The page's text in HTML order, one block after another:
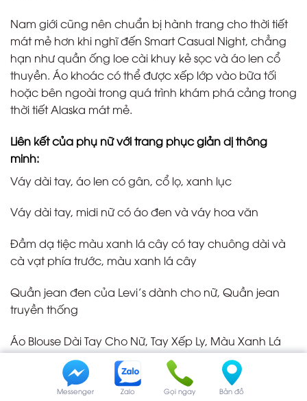
Nam giới cũng nên chuẩn bị hành trang cho thời tiết
mát mẻ hơn khi nghĩ đến Smart Casual Night, chẳng
hạn như quần ống loe cài khuy kẻ sọc và áo len cổ
thuyền. Áo khoác có thể được xếp lớp vào bữa tối
hoặc bên ngoài trong quá trình khám phá cảng trong
thời tiết Alaska mát mẻ.
Liên kết của phụ nữ với trang phục giản dị thông
minh:
Váy dài tay, áo len có gân, cổ lọ, xanh lục
Váy dài tay, midi nữ có áo đen và váy hoa văn
Đầm dạ tiệc màu xanh lá cây có tay chuông dài và
cà vạt phía trước, màu xanh lá cây
Quần jean đen của Levi’s dành cho nữ, Quần jean
truyền thống
Áo Blouse Dài Tay Cho Nữ, Tay Xếp Ly, Màu Xanh Lá
Cây Xô Thơm
Liên kết nam giới với trang phục giản dị thông minh:
Bản đồ
Gọi ngay
Zalo
Messenger